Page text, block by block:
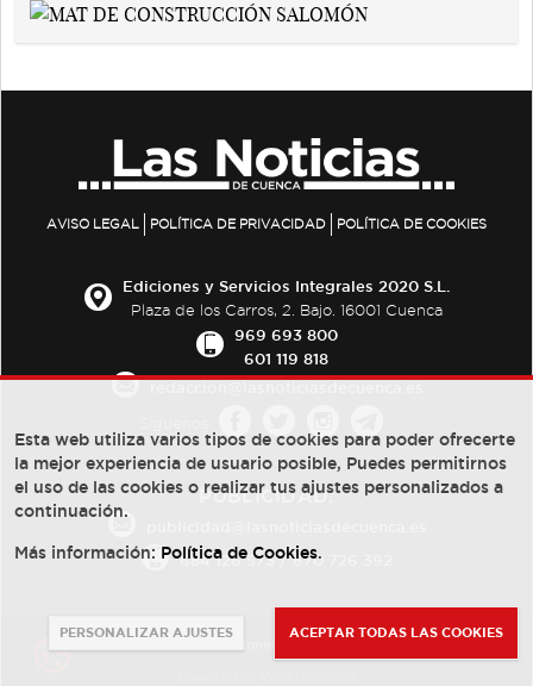
AVISO LEGAL POLÍTICA DE PRIVACIDAD POLÍTICA DE COOKIES
Ediciones y Servicios Integrales 2020 S.L.
Plaza de los Carros, 2. Bajo. 16001 Cuenca
969 693 800
601 119 818
PUBLICIDAD:
684 126 573/670 726 392
Esta web utiliza varios tipos de cookies para poder ofrecerte
la mejor experiencia de usuario posible, Puedes permitirnos
el uso de las cookies o realizar tus ajustes personalizados a
continuación.
Más información: Política de Cookies.
PERSONALIZAR AJUSTES ACEPTAR TODAS LAS COOKIES